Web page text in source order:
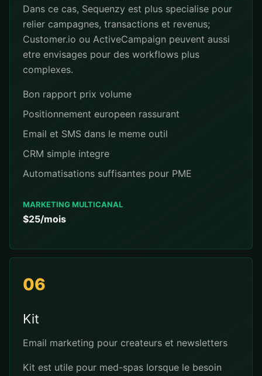
Dans ce cas, Sequenzy est plus specialise pour
relier campagnes, transactions et revenus;
Customer.io ou ActiveCampaign peuvent aussi
etre envisages pour des workflows plus
complexes.
Bon rapport prix volume
Positionnement europeen rassurant
Email et SMS dans le meme outil
CRM simple integre
Automatisations suffisantes pour PME
MARKETING MULTICANAL
$25/mois
06
Kit
Email marketing pour createurs et newsletters
Kit est utile pour med-spas lorsque le besoin